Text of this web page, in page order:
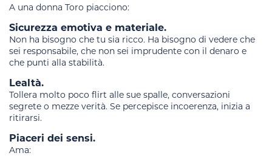
A una donna Toro piacciono:
Sicurezza emotiva e materiale.
Non ha bisogno che tu sia ricco. Ha bisogno di vedere che
sei responsabile, che non sei imprudente con il denaro e
che punti alla stabilità.
Lealtà.
Tollera molto poco flirt alle sue spalle, conversazioni
segrete o mezze verità. Se percepisce incoerenza, inizia a
ritirarsi.
Piaceri dei sensi.
Ama: